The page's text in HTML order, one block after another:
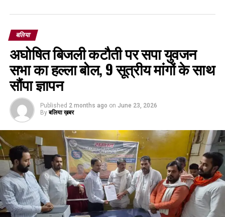
बलिया
अघोषित बिजली कटौती पर सपा युवजन
सभा का हल्ला बोल, 9 सूत्रीय मांगों के साथ
सौंपा ज्ञापन
Published 2 months ago on June 23, 2026
By बलिया ख़बर